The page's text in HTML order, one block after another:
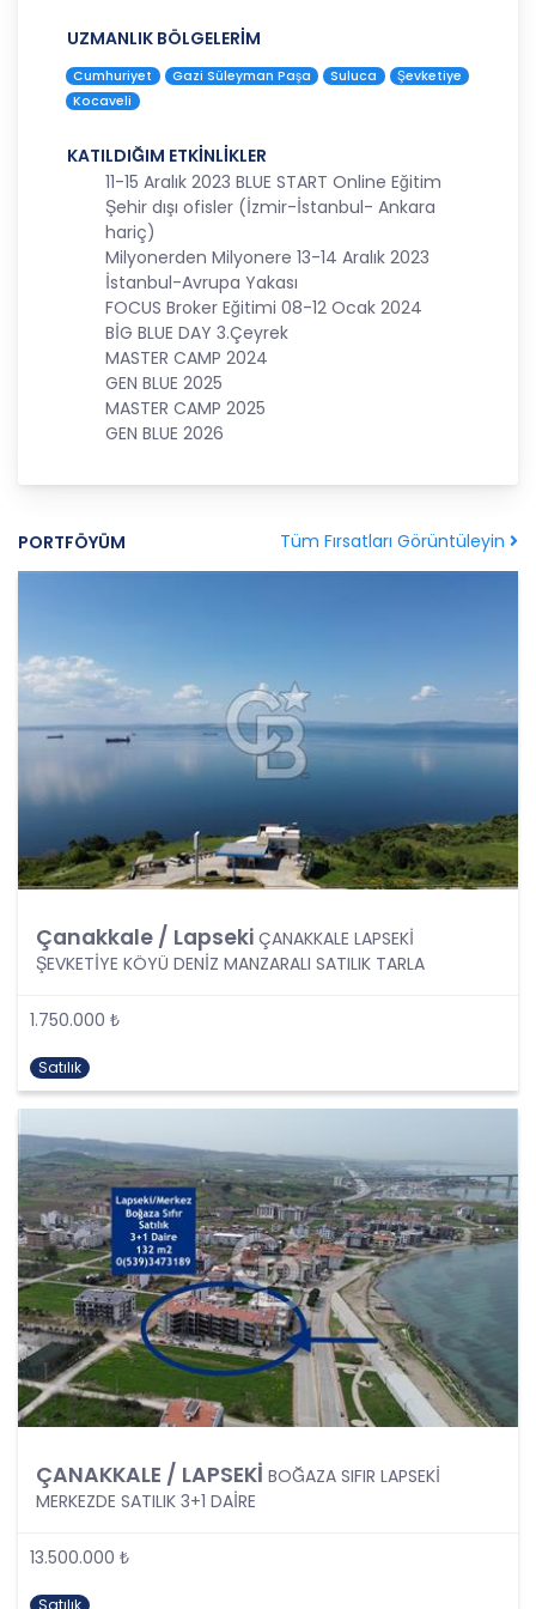
kişisel veriler işlenmeden önce veri sahiplerinin
belirtilen meşru ve hukuka uygun amaçlar
dışında işlenmeyecektir..
4. İşlendikleri Amaçla Bağlantılı, Sınırlı ve Ölçülü
Olma
CB Gayrimenkul Franchising Pazarlama ve
Danışmanlık Hizmetleri A.Ş.; kişisel verileri
belirlenen amaçların gerçekleştirilmesine elverişli
bir biçimde işleyecek ve amacın
gerçekleştirilmesi ile ilgili olmayan veya ihtiyaç
duyulmayan kişisel verilerin işlenmesinden
kaçınacaktır.
5. İlgili Mevzuatta Öngörülen veya İşlendikleri
Amaç İçin Gerekli Olan Süre Kadar Muhafaza
Danışmanlık Hizmetleri A.Ş. Türk Ceza Kanunu’nun
kadar muhafaza edecektir. CB Gayrimenkul
Franchising Pazarlama ve Danışmanlık Hizmetleri
A.Ş. öncelikle ilgili mevzuatta kişisel verilerin
saklanması için bir süre öngörülüp
öngörülmediğini tespit edecek, bir süre
belirlenmişse bu süreye uygun davranacak, bir
süre belirlenmemişse kişisel verileri işlendikleri
amaç için gerekli olan süre kadar muhafaza
edecektir. Sürenin bitimi veya işlenmesini
gerektiren sebeplerin ortadan kalkması halinde
Pazarlama ve Danışmanlık Hizmetleri A.Ş.
tarafından silinecek, yok edilecek veya anonim
6. Kişisel Veri İşleme Faaliyetlerinin Kanunun 5
inci Maddesinde Belirtilen Kişisel Veri İşleme
Şartlarından Bir veya Birkaçına Dayalı Olarak
Kanunun 4. Maddedeki Temel İlkelerin Tümüne
Uygun Şekilde Yürütülmesi
Kişisel veriler kural olarak, KVK Kanunu’nun 5.
maddesinde belirtilen şartlardan bir veya
birkaçına uygun olarak işlenecek CB Gayrimenkul
Franchising Pazarlama ve Danışmanlık Hizmetleri
A.Ş. tarafından, Şirket iş birimlerinin yürütmekte
olduğu kişisel veri işleme faaliyetlerinin bu
şartlardan bir veya bir kaçına dayalı olarak
yürütülüp yürütülmediği tespit edilecek, bu
şartlardan bir veya bir kaçını sağlamayan kişisel
veri işleme faaliyetleri süreçlerde yer
almayacaktır. Kişisel veri işleme faaliyetlerinin
dayalı olarak yürütülmesinin sağlanmasının yanı
sıra tüm kişisel veri işleme faaliyetlerinde KVK
Politikanın III. bölümlerinde belirtilen tüm ilkelere
içinde barındırması sağlanacaktır. Özel nitelikteki
UZMANLIK BÖLGELERİM
Cumhuriyet Gazi Süleyman Paşa Suluca
Şevketiye
Kocaveli
KATILDIĞIM ETKİNLİKLER
11-15 Aralık 2023 BLUE START Online Eğitim
Şehir dışı ofisler (İzmir-İstanbul- Ankara
hariç)
Milyonerden Milyonere 13-14 Aralık 2023
İstanbul-Avrupa Yakası
FOCUS Broker Eğitimi 08-12 Ocak 2024
BİG BLUE DAY 3.Çeyrek
MASTER CAMP 2024
GEN BLUE 2025
MASTER CAMP 2025
GEN BLUE 2026
PORTFÖYÜM Tüm Fırsatları Görüntüleyin
Çanakkale / Lapseki ÇANAKKALE LAPSEKİ
ŞEVKETİYE KÖYÜ DENİZ MANZARALI SATILIK TARLA
1.750.000 ₺
Satılık
ÇANAKKALE / LAPSEKİ BOĞAZA SIFIR LAPSEKİ
MERKEZDE SATILIK 3+1 DAİRE
13.500.000 ₺
Satılık